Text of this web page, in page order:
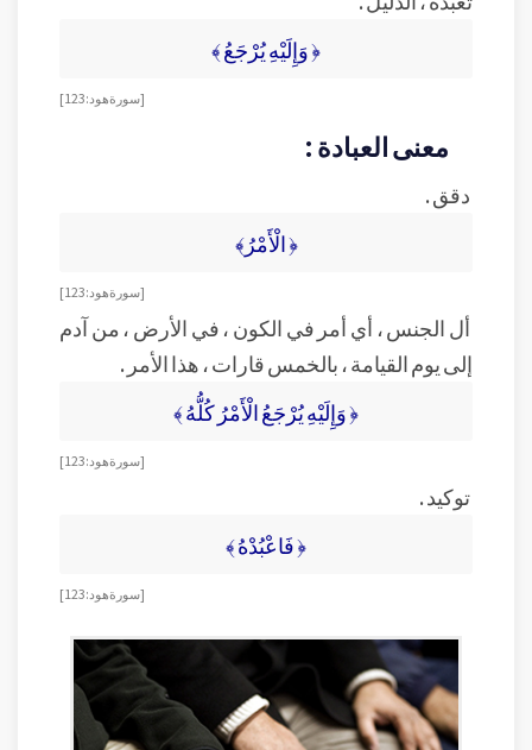
﴿ وَإِلَيْهِ يُرْجَعُ ﴾
[ سورة هود : 123 ]
معنى العبادة :
دقق .
﴿ الْأَمْرُ﴾
[ سورة هود : 123 ]
أل الجنس ، أي أمر في الكون ، في الأرض ، من آدم
إلى يوم القيامة ، بالخمس قارات ، هذا الأمر .
﴿ وَإِلَيْهِ يُرْجَعُ الْأَمْرُ كُلُّهُ ﴾
[ سورة هود : 123 ]
توكيد .
﴿ فَاعْبُدْهُ ﴾
[ سورة هود : 123 ]